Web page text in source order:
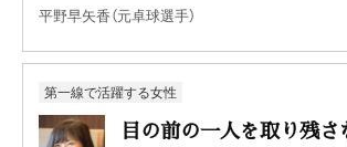
平野早矢香（元卓球選手）
第一線で活躍する女性
目の前の一人を取り残さ